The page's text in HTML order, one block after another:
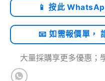
📱 按此
📧 如需報價單，
大量採購享更多優惠；